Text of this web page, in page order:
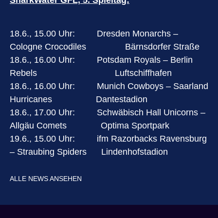
18.6., 15.00 Uhr: Dresden Monarchs –
Cologne Crocodiles Bärnsdorfer Straße
18.6., 16.00 Uhr: Potsdam Royals – Berlin
Rebels Luftschiffhafen
18.6., 16.00 Uhr: Munich Cowboys – Saarland
Hurricanes Dantestadion
18.6., 17.00 Uhr: Schwäbisch Hall Unicorns –
Allgäu Comets Optima Sportpark
19.6., 15.00 Uhr: ifm Razorbacks Ravensburg
– Straubing Spiders Lindenhofstadion
ALLE NEWS ANSEHEN